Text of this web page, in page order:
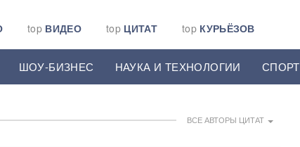
top ВИДЕО top ЦИТАТ top КУРЬЁЗОВ
ШОУ-БИЗНЕС НАУКА И ТЕХНОЛОГИИ СПОРТ
ВСЕ АВТОРЫ ЦИТАТ